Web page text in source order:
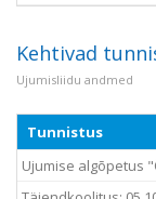
Kehtivad
Ujumisliidu andmed
Tunnistus
Ujumise algõpetus